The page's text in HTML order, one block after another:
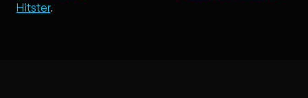
Hitster.